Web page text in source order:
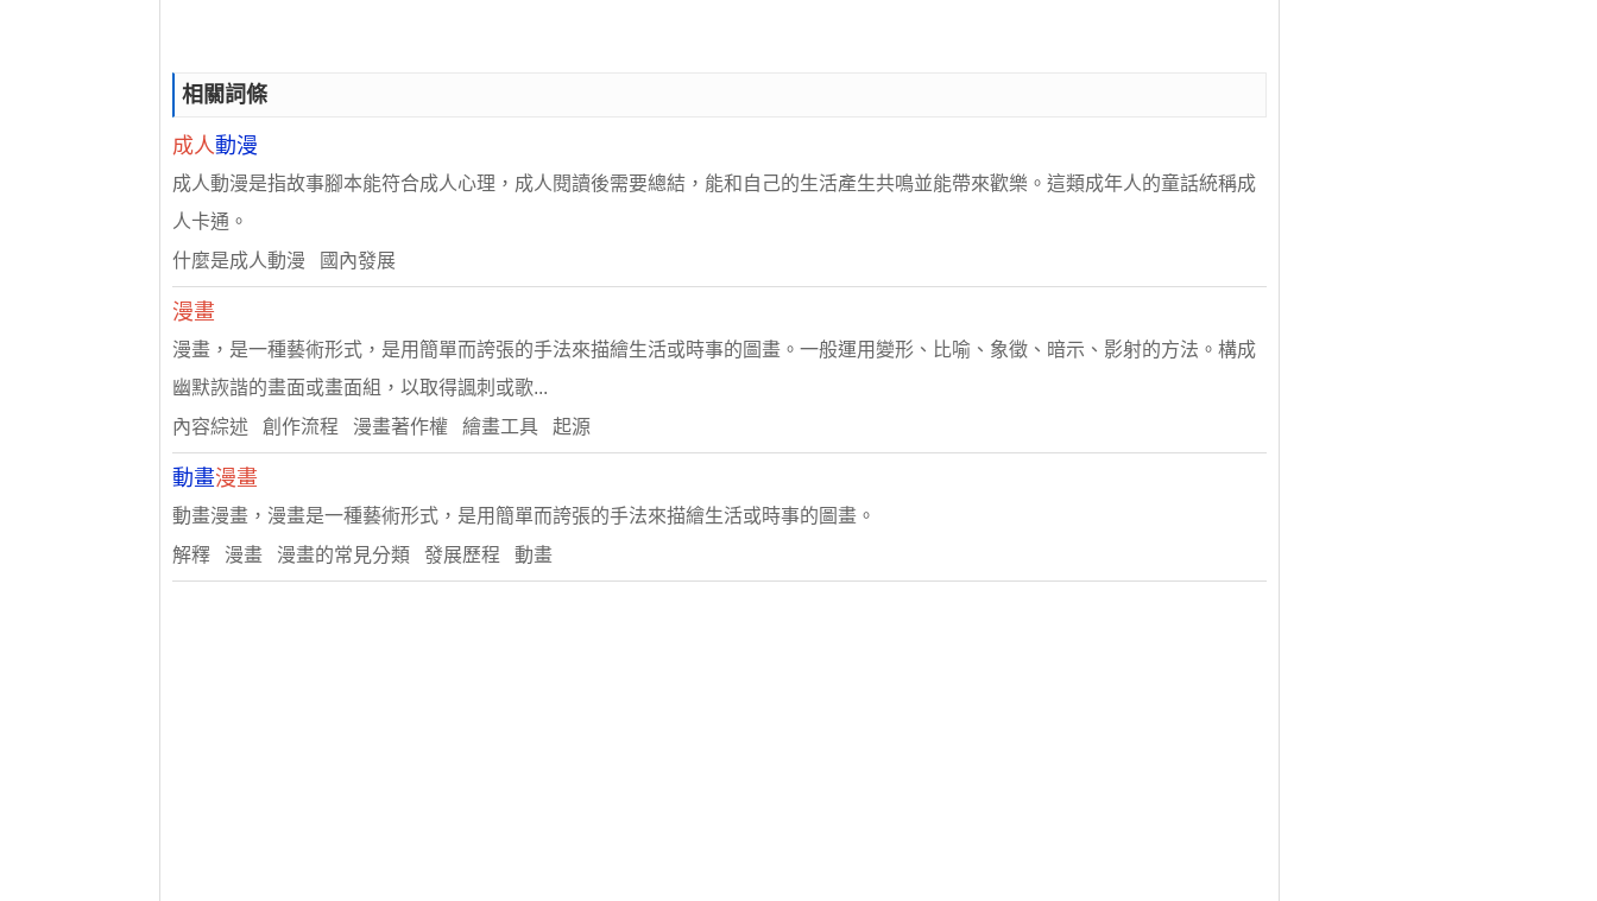
相關詞條
成人動漫
成人動漫是指故事腳本能符合成人心理，成人閱讀後需要總結，能和自己的生活產生共鳴並能帶來歡樂。這類成年人的童話統稱成
人卡通。
什麼是成人動漫 國內發展
漫畫
漫畫，是一種藝術形式，是用簡單而誇張的手法來描繪生活或時事的圖畫。一般運用變形、比喻、象徵、暗示、影射的方法。構成
幽默詼諧的畫面或畫面組，以取得諷刺或歌...
內容綜述 創作流程 漫畫著作權 繪畫工具 起源
動畫漫畫
動畫漫畫，漫畫是一種藝術形式，是用簡單而誇張的手法來描繪生活或時事的圖畫。
解釋 漫畫 漫畫的常見分類 發展歷程 動畫